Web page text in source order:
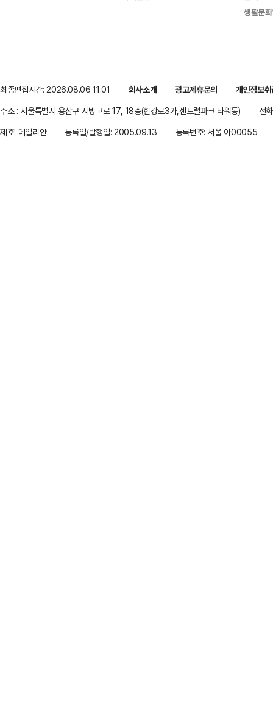
생활문
최종편집시간: 2026.08.06 11:01 회사소개 광고제휴문의
개인정보
주소 : 서울특별시 용산구 서빙고로 17, 18층(한강로3가,센트럴파크 타워동)
전
제호: 데일리안
등록일/발행일: 2005.09.13 등록번호: 서울 아00055